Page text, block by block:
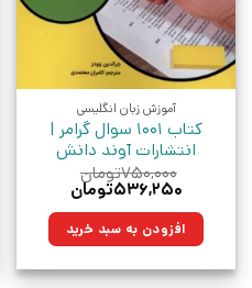
آموزش زبان انگلیسی
کتاب 1001 سوال گرامر |
انتشارات آوند دانش
۷۵۰,۰۰۰تومان
قیمت
۷۵۰,۰۰۰تومان
بود.
۵۳۶,۲۵۰تومان
۵۳۶,۲۵۰تومان.افزودن به سبد خرید